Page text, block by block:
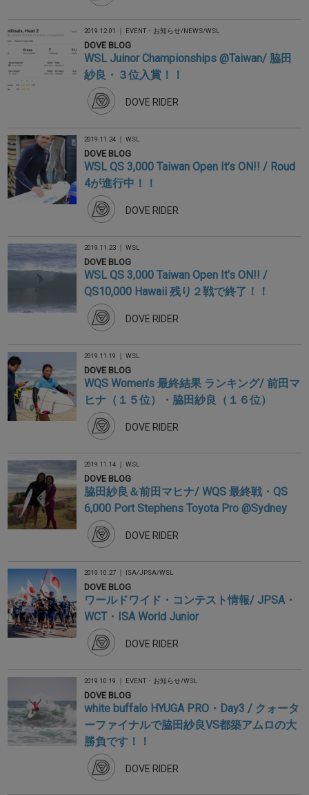
2019.12.01 ｜ EVENT・お知らせ/NEWS/WSL
DOVE BLOG
WSL Juinor Championships @Taiwan/ 脇田
紗良・３位入賞！！
DOVE RIDER
2019.11.24 ｜WSL
DOVE BLOG
WSL QS 3,000 Taiwan Open It’s ON!! / Roud
4が進行中！！
DOVE RIDER
2019.11.23 ｜WSL
DOVE BLOG
WSL QS 3,000 Taiwan Open It’s ON!! /
QS10,000 Hawaii 残り２戦で終了！！
DOVE RIDER
2019.11.19 ｜WSL
DOVE BLOG
WQS Women’s 最終結果 ランキング/ 前田マ
ヒナ（１５位）・脇田紗良（１６位）
DOVE RIDER
2019.11.14 ｜WSL
DOVE BLOG
脇田紗良＆前田マヒナ/ WQS 最終戦・QS
6,000 Port Stephens Toyota Pro @Sydney
DOVE RIDER
2019.10.27 ｜ ISA/JPSA/WSL
DOVE BLOG
ワールドワイド・コンテスト情報/ JPSA・
WCT・ISA World Junior
DOVE RIDER
2019.10.19 ｜ EVENT・お知らせ/WSL
DOVE BLOG
white buffalo HYUGA PRO・Day3 / クォータ
ーファイナルで脇田紗良VS都築アムロの大
勝負です！！
DOVE RIDER